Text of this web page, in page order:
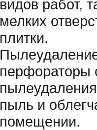
видов работ,
мелких
плитки.
перфораторы
пыль и
помещении.